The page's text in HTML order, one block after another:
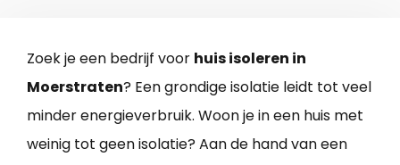
Zoek je een bedrijf voor huis isoleren in
Moerstraten? Een grondige isolatie leidt tot veel
minder energieverbruik. Woon je in een huis met
weinig tot geen isolatie? Aan de hand van een